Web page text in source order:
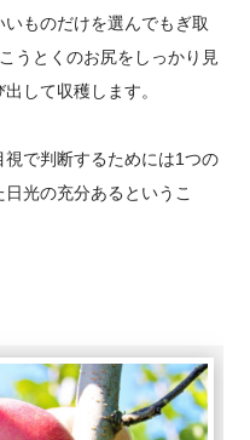
ものだけを選んでもぎ取
うとくのお尻をしっかり見
して収穫します。
で判断するためには1つの
光の充分あるというこ